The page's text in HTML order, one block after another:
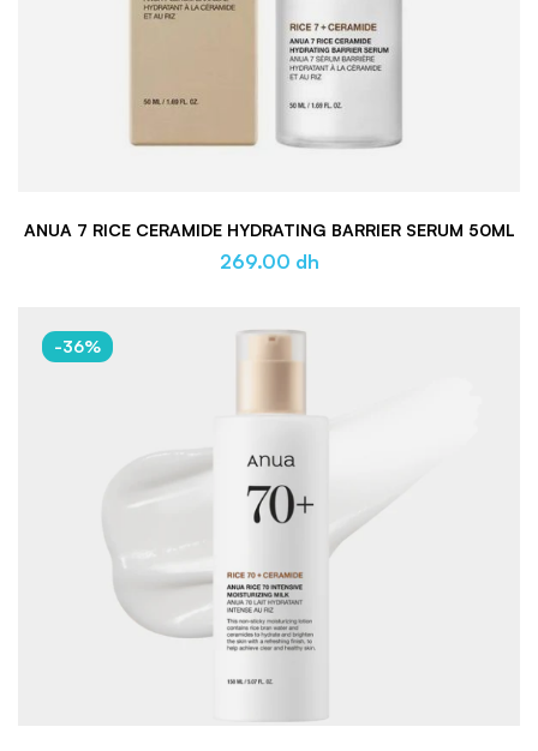
ANUA 7 RICE CERAMIDE HYDRATING BARRIER SERUM 50ML
269.00 dh
-36%